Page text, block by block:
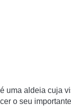
é uma aldeia cuja
o seu